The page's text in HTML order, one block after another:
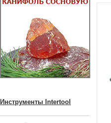
Инструменты Intertool